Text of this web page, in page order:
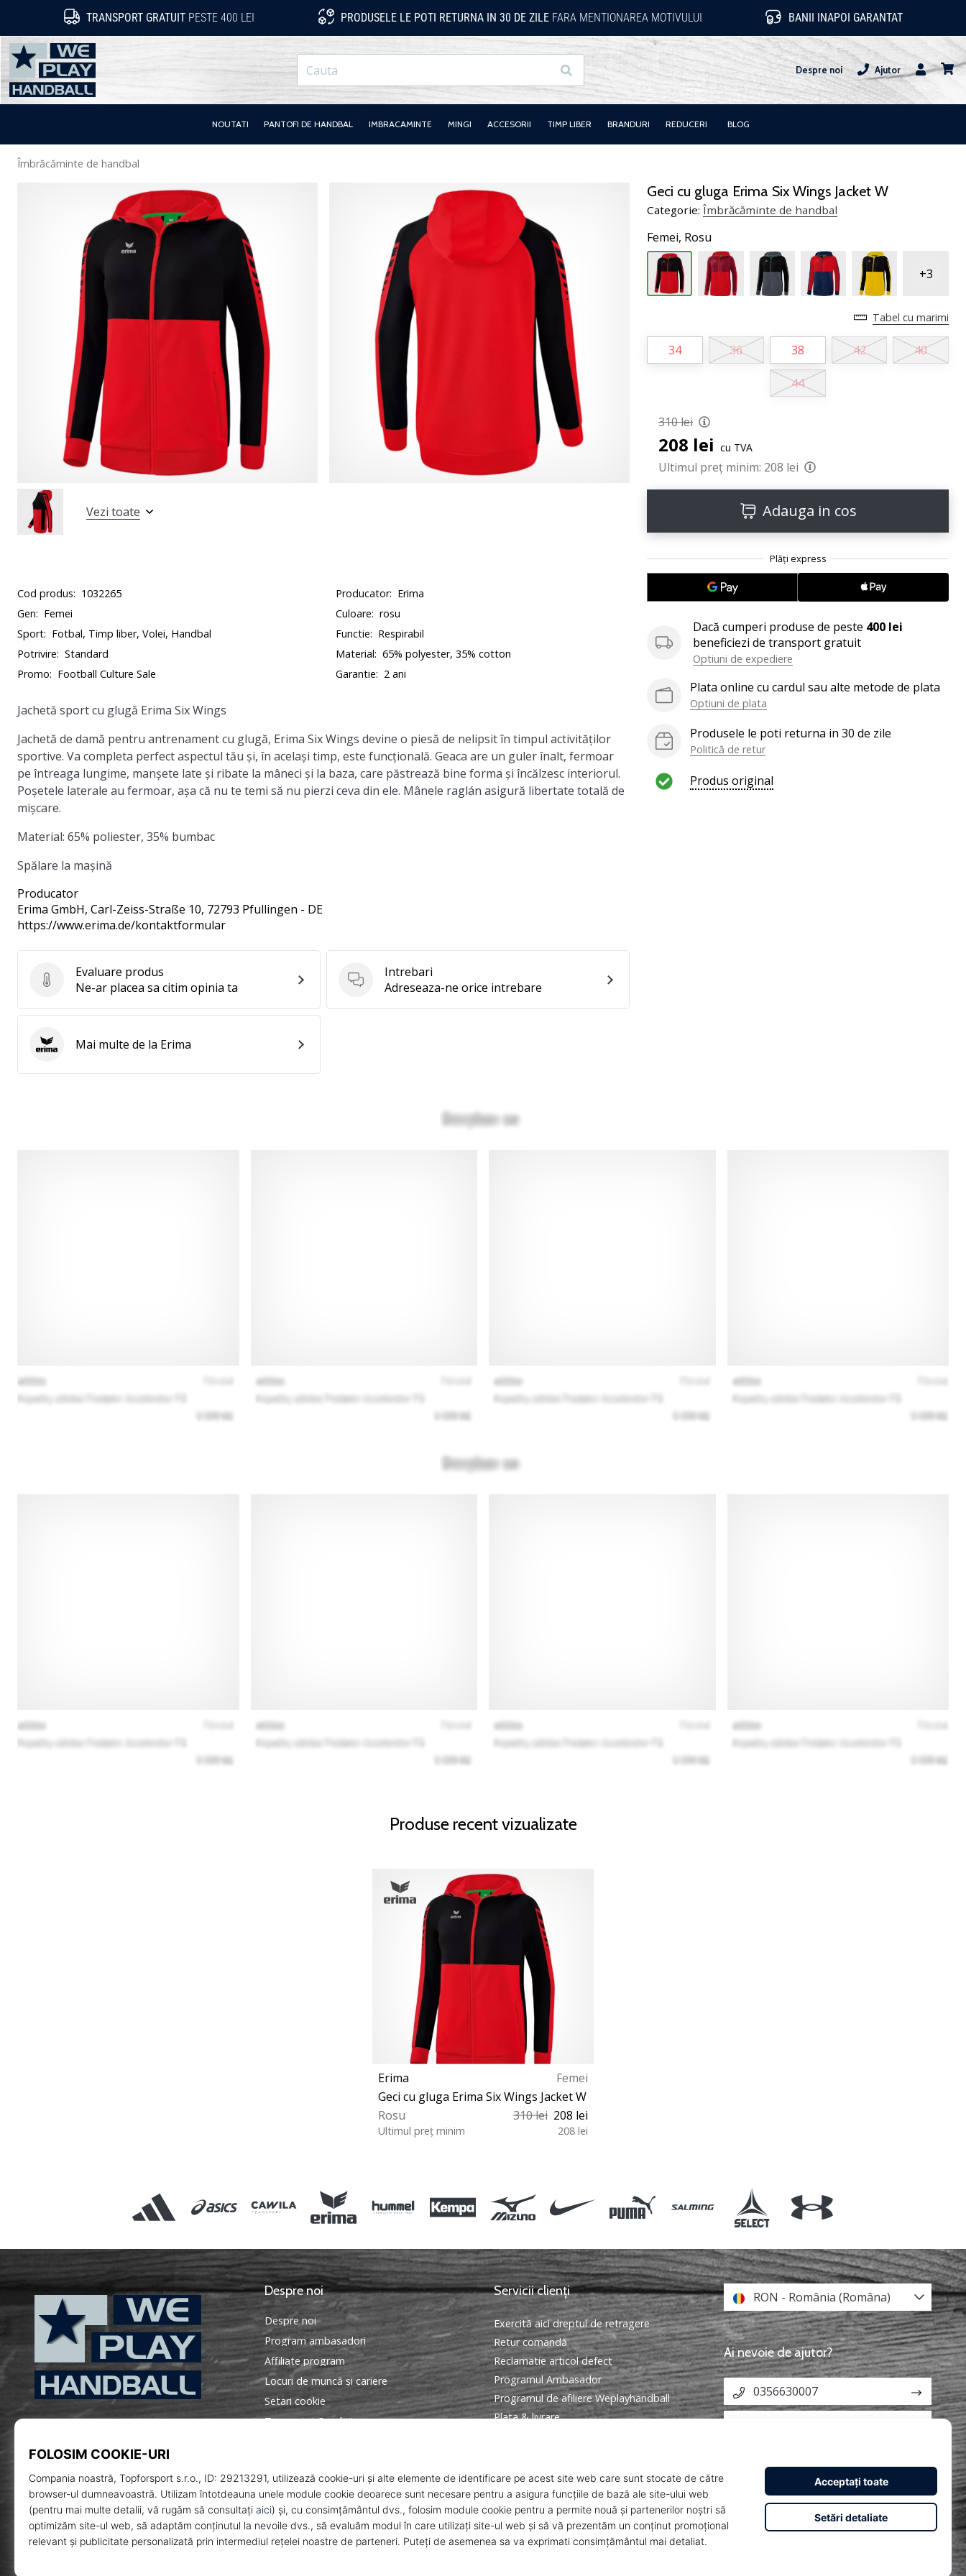
TRANSPORT GRATUITPESTE 400 LEI PRODUSELE LE POTI RETURNA IN 30 DE ZILEFARA MENTIONAREA MOTIVULUI BANII INAPOI GARANTAT
WePlayHandball.ro
Cauta Despre noi
Ajutor
Utilizator
NOUTATI PANTOFI DE HANDBAL IMBRACAMINTE MINGI ACCESORII TIMP LIBER BRANDURI REDUCERI BLOG
Îmbrăcăminte de handbal
Geci cu gluga Erima Six Wings Jacket W
Categorie: Îmbrăcăminte de handbal
Femei, Rosu
+3
Tabel cu marimi
34 36 38 42 40
44
310 lei
208 lei cu TVA
Ultimul preț minim: 208 lei
Adauga in cos
Dacă cumperi produse de peste 400 lei
beneficiezi de transport gratuit
Optiuni de expediere
Plata online cu cardul sau alte metode de plata
Optiuni de plata
Produsele le poti returna in 30 de zile
Politică de retur
Produs original
Vezi toate
Cod produs: 1032265 Producator: Erima
Gen: Femei Culoare: rosu
Sport: Fotbal, Timp liber, Volei, Handbal Functie: Respirabil
Potrivire: Standard Material: 65% polyester, 35% cotton
Promo: Football Culture Sale Garantie: 2 ani
Jachetă sport cu glugă Erima Six Wings
Jachetă de damă pentru antrenament cu glugă, Erima Six Wings devine o piesă de nelipsit în timpul activităților
sportive. Va completa perfect aspectul tău și, în același timp, este funcțională. Geaca are un guler înalt, fermoar
pe întreaga lungime, manșete late și ribate la mâneci și la baza, care păstrează bine forma și încălzesc interiorul.
Poșetele laterale au fermoar, așa că nu te temi să nu pierzi ceva din ele. Mânele raglán asigură libertate totală de
mișcare.
Material: 65% poliester, 35% bumbac
Spălare la mașină
Producator
Erima GmbH, Carl-Zeiss-Straße 10, 72793 Pfullingen - DE
https://www.erima.de/kontaktformular
Evaluare produs
Evaluare produs
Ne-ar placea sa citim opinia ta
Intrebari
Intrebari
Adreseaza-ne orice intrebare
ErimaMai multe de la Erima
Produse recent vizualizate
Erima
Femei
Geci cu gluga Erima Six Wings Jacket W
Rosu
310 lei 208 lei
Ultimul preț minim 208 lei
WePlayHandball.ro
Despre noi
Despre noi
Program ambasadori
Affiliate program
Locuri de muncă și cariere
Setari cookie
Termeni si Conditii
Servicii clienți
Exercită aici dreptul de retragere
Retur comandă
Reclamatie articol defect
Programul Ambasador
Programul de afiliere Weplayhandball
Plata & livrare
Intrebari frecvente
Politica de confidentialitate
ANPC
RON - România (Româna)
Ai nevoie de ajutor?
0356630007